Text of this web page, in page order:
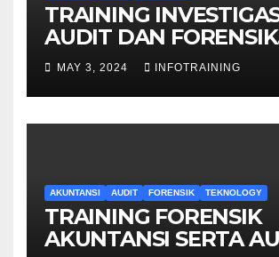
TRAINING
AUDIT DAN FORENSIK
KEUANGAN
MAY 3, 2024 INFOTRAINING
AKUNTANSI AUDIT FORENSIK TEKNOLOGY
TRAINING FORENSIK
AKUNTANSI SERTA